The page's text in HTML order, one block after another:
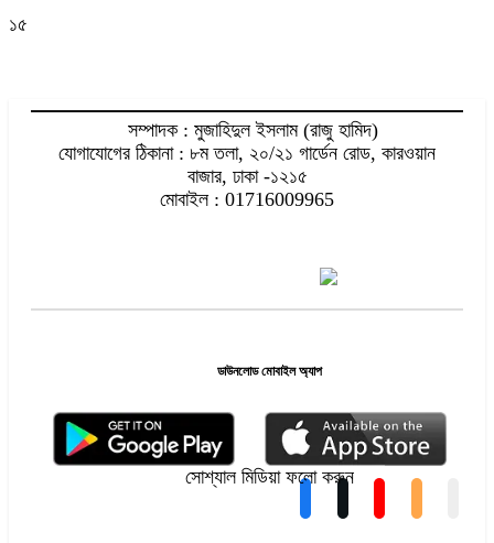
১৫
সম্পাদক : মুজাহিদুল ইসলাম (রাজু হামিদ)
যোগাযোগের ঠিকানা : ৮ম তলা, ২০/২১ গার্ডেন রোড, কারওয়ান
বাজার, ঢাকা -১২১৫
মোবাইল : 01716009965
ডাউনলোড মোবাইল অ্যাপ
সোশ্যাল মিডিয়া ফলো করুন